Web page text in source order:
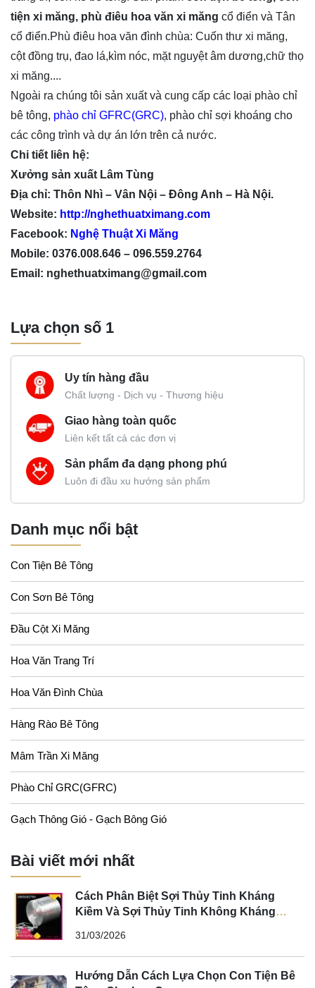
tiện xi măng, phù điêu hoa văn xi măng cổ điển và Tân
cổ điển.Phù điêu hoa văn đình chùa: Cuốn thư xi măng,
cột đồng trụ, đao lá,kìm nóc, mặt nguyệt âm dương,chữ thọ
xi măng....
Ngoài ra chúng tôi sản xuất và cung cấp các loại phào chỉ
bê tông, phào chỉ GFRC(GRC), phào chỉ sợi khoáng cho
các công trình và dự án lớn trên cả nước.
Chi tiết liên hệ:
Xưởng sản xuất Lâm Tùng
Địa chỉ: Thôn Nhì – Vân Nội – Đông Anh – Hà Nội.
Website: http://nghethuatximang.com
Facebook: Nghệ Thuật Xi Măng
Mobile: 0376.008.646 – 096.559.2764
Email: nghethuatximang@gmail.com
Lựa chọn số 1
Uy tín hàng đầu
Chất lượng - Dịch vụ - Thương hiệu
Giao hàng toàn quốc
Liên kết tất cả các đơn vị
Sản phẩm đa dạng phong phú
Luôn đi đầu xu hướng sản phẩm
Danh mục nổi bật
Con Tiện Bê Tông
Con Sơn Bê Tông
Đầu Cột Xi Măng
Hoa Văn Trang Trí
Hoa Văn Đình Chùa
Hàng Rào Bê Tông
Mâm Trần Xi Măng
Phào Chỉ GRC(GFRC)
Gạch Thông Gió - Gạch Bông Gió
Bài viết mới nhất
Cách Phân Biệt Sợi Thủy Tinh Kháng
Kiềm Và Sợi Thủy Tinh Không Kháng
31/03/2026
Hướng Dẫn Cách Lựa Chọn Con Tiện Bê